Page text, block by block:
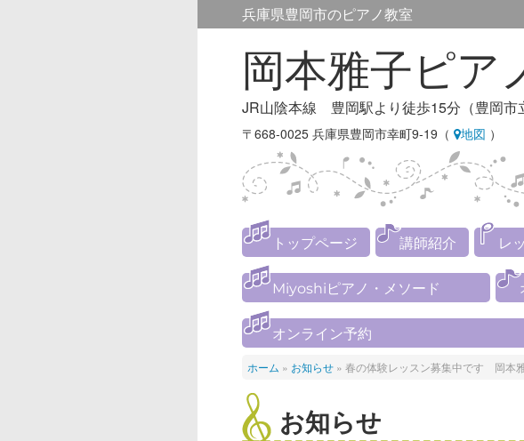
兵庫県豊岡市のピアノ教室
岡本雅子ピア
JR山陰本線 豊岡駅より徒歩15分（豊岡市
〒668-0025 兵庫県豊岡市幸町9-19（ 地図 ）
トップページ 講師紹介 レ
Miyoshiピアノ・メソード
オンライン予約
ホーム » お知らせ » 春の体験レッスン募集中です 岡本
お知らせ